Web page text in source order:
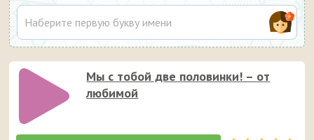
Мы с тобой две половинки! – от
любимой